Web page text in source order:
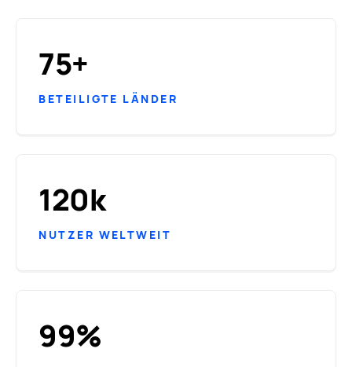
75+
BETEILIGTE LÄNDER
120k
NUTZER WELTWEIT
99%